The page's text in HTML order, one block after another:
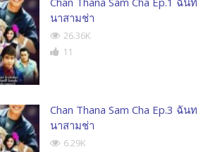
นาสามช่า
26.36K
11
Chan Thana Sam Cha Ep.3 ฉันท
นาสามช่า
6.29K